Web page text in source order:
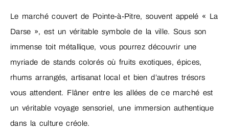
Le marché couvert de Pointe-à-Pitre, souvent appelé « La
Darse », est un véritable symbole de la ville. Sous son
immense toit métallique, vous pourrez découvrir une
myriade de stands colorés où fruits exotiques, épices,
rhums arrangés, artisanat local et bien d’autres trésors
vous attendent. Flâner entre les allées de ce marché est
un véritable voyage sensoriel, une immersion authentique
dans la culture créole.